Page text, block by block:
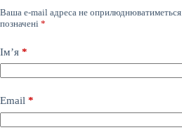
Ваша e-mail адреса не оприлюднюватиметься.
позначені *
Ім’я *
Email *